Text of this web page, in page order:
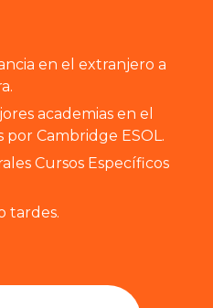
en el extranjero a
academias en el
Cambridge ESOL.
Cursos Específicos
tardes.